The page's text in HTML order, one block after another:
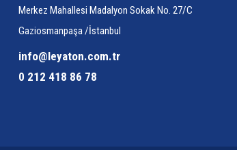
Merkez Mahallesi Madalyon Sokak No. 27/C
Gaziosmanpaşa /İstanbul
info@leyaton.com.tr
0 212 418 86 78